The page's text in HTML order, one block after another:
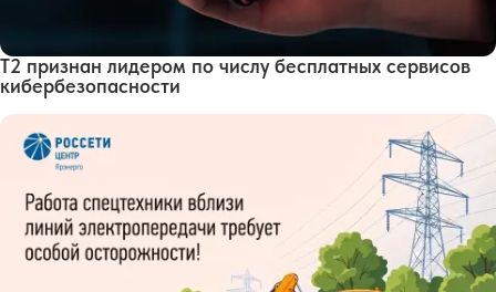
Т2 признан лидером по числу бесплатных сервисов
кибербезопасности